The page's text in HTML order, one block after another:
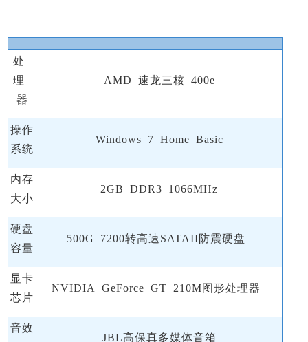
处
理
器
AMD 速龙三核 400e
操作
系统
Windows 7 Home Basic
内存
大小
2GB DDR3 1066MHz
硬盘
容量
500G 7200转高速SATAII防震硬盘
显卡
芯片
NVIDIA GeForce GT 210M图形处理器
音效
JBL高保真多媒体音箱